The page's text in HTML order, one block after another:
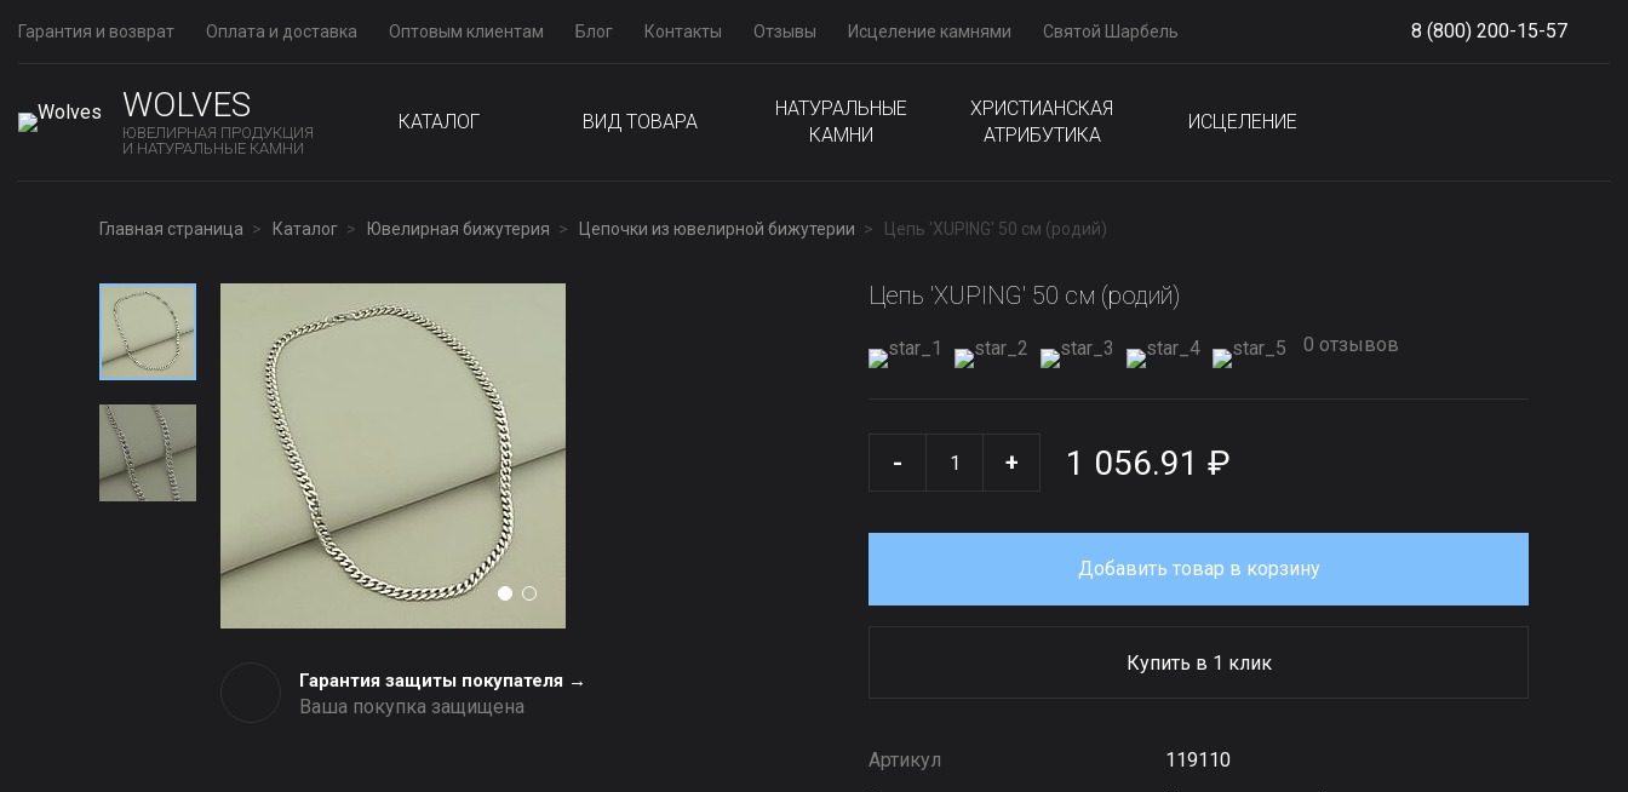
Гарантия и возврат Оплата и доставка Оптовым клиентам Блог Контакты Отзывы Исцеление камнями Святой Шарбель 8 (800) 200-15-57
WOLVES
ЮВЕЛИРНАЯ ПРОДУКЦИЯ
И НАТУРАЛЬНЫЕ КАМНИ
КАТАЛОГ ВИД ТОВАРА
НАТУРАЛЬНЫЕ
КАМНИ
ХРИСТИАНСКАЯ
АТРИБУТИКА
ИСЦЕЛЕНИЕ
Главная страница Каталог Ювелирная бижутерия Цепочки из ювелирной бижутерии Цепь 'XUPING' 50 см (родий)
Гарантия защиты покупателя →
Ваша покупка защищена
Цепь 'XUPING' 50 см (родий)
0 отзывов
- + 1 056.91 ₽
Добавить товар в корзину
Купить в 1 клик
Артикул
119110